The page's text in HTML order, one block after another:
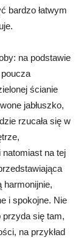
bardzo łatwym
na podstawie
ścianie
jabłuszko,
rzucała się w
na tej
harmonijnie,
i spokojne. Nie
się tam,
na przykład